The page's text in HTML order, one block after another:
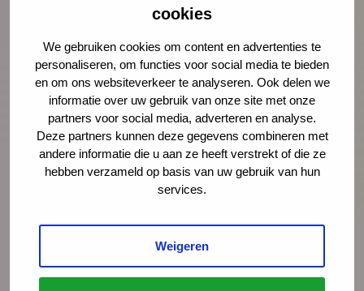
cookies
We gebruiken cookies om content en advertenties te
personaliseren, om functies voor social media te bieden
en om ons websiteverkeer te analyseren. Ook delen we
informatie over uw gebruik van onze site met onze
partners voor social media, adverteren en analyse.
Deze partners kunnen deze gegevens combineren met
andere informatie die u aan ze heeft verstrekt of die ze
hebben verzameld op basis van uw gebruik van hun
services.
Weigeren
6 juli 2026
Documentaire Integrale Vroeghulp
‘Je voelt dat er iets niet klopt’
In deze mini-documentaire volgen we drie
gezinnen die geholpen zijn door Integrale
Vroeghulp. En gingen we in gesprek met
coördinatoren, trajectbegeleiders en een